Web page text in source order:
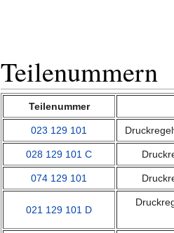
Teilenummern
Teilenummer
023 129 101
028 129 101 C
074 129 101
021 129 101 D